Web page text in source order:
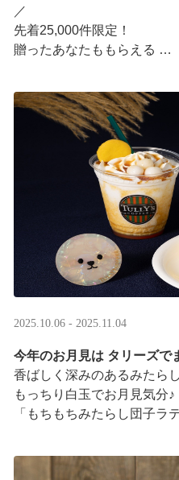
／ ​
先着25,000件限定！​
贈ったあなたももらえる ​
LINEギフト限定！ タリーズ
贈ると、自分も500円分の
ンペーンがス ···
2025.10.06 - 2025.11.04
今年のお月見は タリーズで
香ばしく深みのあるみたら
もっちり白玉でお月見気分♪
「もちもちみたらし団子ラテ
お月様をモチーフにした